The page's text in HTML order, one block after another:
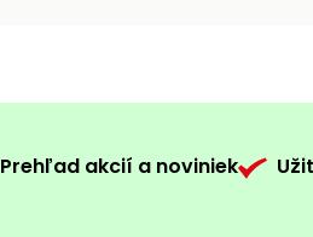
Prehľad akcií a noviniek